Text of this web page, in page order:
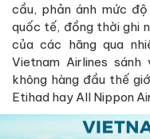
cầu, phản ánh mức
quốc tế, đồng thời ghi
của các hãng qua
Vietnam Airlines sánh
không hàng đầu thế
Etihad hay All Nippon